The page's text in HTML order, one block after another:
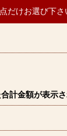
だけお選び下さ
計金額が表示さ